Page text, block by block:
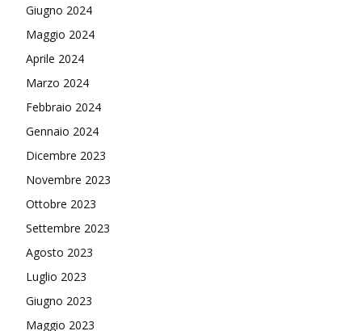
Giugno 2024
Maggio 2024
Aprile 2024
Marzo 2024
Febbraio 2024
Gennaio 2024
Dicembre 2023
Novembre 2023
Ottobre 2023
Settembre 2023
Agosto 2023
Luglio 2023
Giugno 2023
Maggio 2023